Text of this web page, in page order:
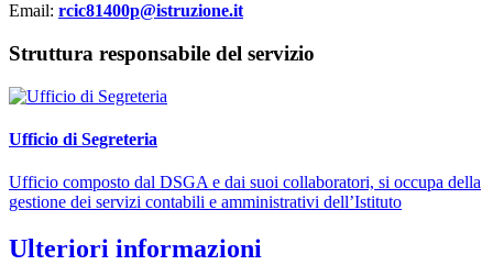
Email: rcic81400p@istruzione.it
Struttura responsabile del servizio
Ufficio di Segreteria
Ufficio composto dal DSGA e dai suoi collaboratori, si occupa della
gestione dei servizi contabili e amministrativi dell’Istituto
Ulteriori informazioni